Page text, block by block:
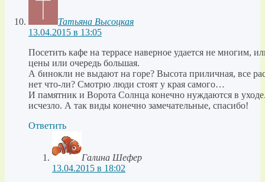
Татьяна Высоцкая
13.04.2015 в 13:05
Посетить кафе на террасе наверное удается не
цены или очередь большая.
А бинокли не выдают на горе? Высота приличная, все
нет что-ли? Смотрю люди стоят у края самого…
И памятник и Ворота Солнца конечно нуждаются в
исчезло. А так виды конечно замечательные, спасибо!
Ответить
Галина Шефер
13.04.2015 в 18:02